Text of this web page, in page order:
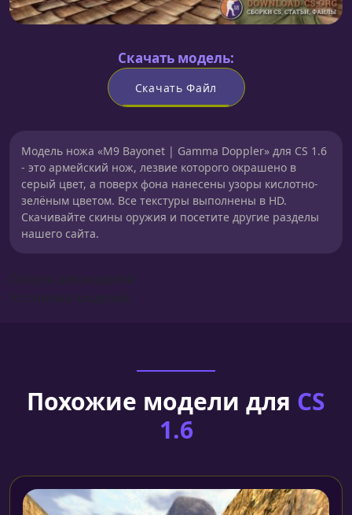
Скачать модель:
Скачать Файл
Модель ножа «M9 Bayonet | Gamma Doppler» для CS 1.6
- это армейский нож, лезвие которого окрашено в
серый цвет, а поверх фона нанесены узоры кислотно-
зелёным цветом. Все текстуры выполнены в HD.
Скачивайте скины оружия и посетите другие разделы
нашего сайта.
Похожие модели для CS
1.6